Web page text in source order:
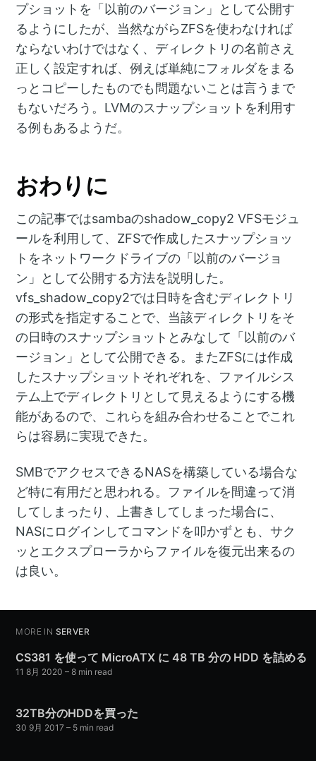
プショットを「以前のバージョン」として公開す
るようにしたが、当然ながらZFSを使わなければ
ならないわけではなく、ディレクトリの名前さえ
正しく設定すれば、例えば単純にフォルダをまる
っとコピーしたものでも問題ないことは言うまで
もないだろう。LVMのスナップショットを利用す
る例もあるようだ。
おわりに
この記事ではsambaのshadow_copy2 VFSモジュ
ールを利用して、ZFSで作成したスナップショッ
トをネットワークドライブの「以前のバージョ
ン」として公開する方法を説明した。
vfs_shadow_copy2では日時を含むディレクトリ
の形式を指定することで、当該ディレクトリをそ
の日時のスナップショットとみなして「以前のバ
ージョン」として公開できる。またZFSには作成
したスナップショットそれぞれを、ファイルシス
テム上でディレクトリとして見えるようにする機
能があるので、これらを組み合わせることでこれ
らは容易に実現できた。
SMBでアクセスできるNASを構築している場合な
ど特に有用だと思われる。ファイルを間違って消
してしまったり、上書きしてしまった場合に、
NASにログインしてコマンドを叩かずとも、サク
ッとエクスプローラからファイルを復元出来るの
は良い。
MORE IN SERVER
CS381 を使って MicroATX に 48 TB 分の HDD を詰める
11 8月 2020 – 8 min read
32TB分のHDDを買った
30 9月 2017 – 5 min read